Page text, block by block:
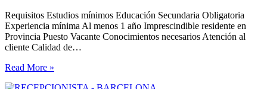
Requisitos Estudios mínimos Educación Secundaria Obligatoria
Experiencia mínima Al menos 1 año Imprescindible residente en
Provincia Puesto Vacante Conocimientos necesarios Atención al
cliente Calidad de…
Read More »